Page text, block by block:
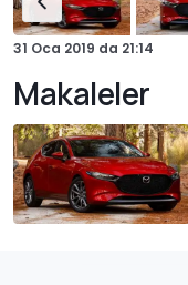
31 Oca 2019 da 21:14
Makaleler